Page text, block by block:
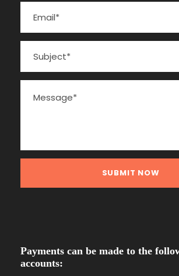
Payments can be made to the
accounts: